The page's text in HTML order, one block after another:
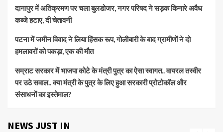
दानापुर में अतिक्रमण पर चला बुलडोजर, नगर परिषद ने सड़क किनारे अवैध
कब्जे हटाए, दी चेतावनी
पटना में जमीन विवाद ने लिया हिंसक रूप, गोलीबारी के बाद ग्रामीणों ने दो
हमलावरों को पकड़ा, एक की मौत
सम्राट सरकार में भाजपा कोटे के मंत्री पुत्र का ऐसा स्वागत.. वायरल तस्वीर
पर उठे सवाल.. क्या मंत्री के पुत्र के लिए हुआ सरकारी प्रोटोकॉल और
संसाधनों का इस्तेमाल?
NEWS JUST IN